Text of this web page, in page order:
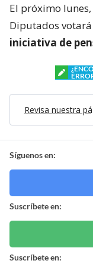
El próximo
Diputados
iniciativa de
Revisa nuestra
Síguenos en:
Suscríbete en:
Suscríbete en: